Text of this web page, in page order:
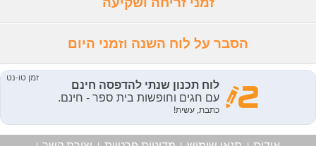
הסבר על לוח השנה וזמני היום